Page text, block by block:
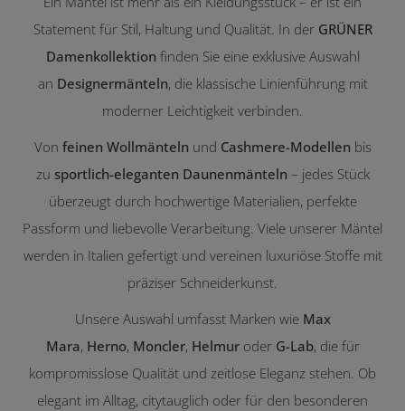
Statement für Stil, Haltung und Qualität. In der GRÜNER
Damenkollektion finden Sie eine exklusive Auswahl
an Designermänteln, die klassische Linienführung mit
moderner Leichtigkeit verbinden.
Von feinen Wollmänteln und Cashmere-Modellen bis
zu sportlich-eleganten Daunenmänteln – jedes Stück
überzeugt durch hochwertige Materialien, perfekte
Passform und liebevolle Verarbeitung. Viele unserer Mäntel
werden in Italien gefertigt und vereinen luxuriöse Stoffe mit
präziser Schneiderkunst.
Unsere Auswahl umfasst Marken wie Max
Mara, Herno, Moncler, Helmuroder G-Lab, die für
kompromisslose Qualität und zeitlose Eleganz stehen. Ob
elegant im Alltag, citytauglich oder für den besonderen